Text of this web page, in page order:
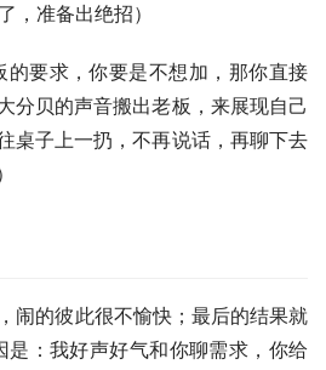
准备出绝招）
的要求，你要是不想加，那你直接
分贝的声音搬出老板，来展现自己
桌子上一扔，不再说话，再聊下去
闹的彼此很不愉快；最后的结果就
是：我好声好气和你聊需求，你给